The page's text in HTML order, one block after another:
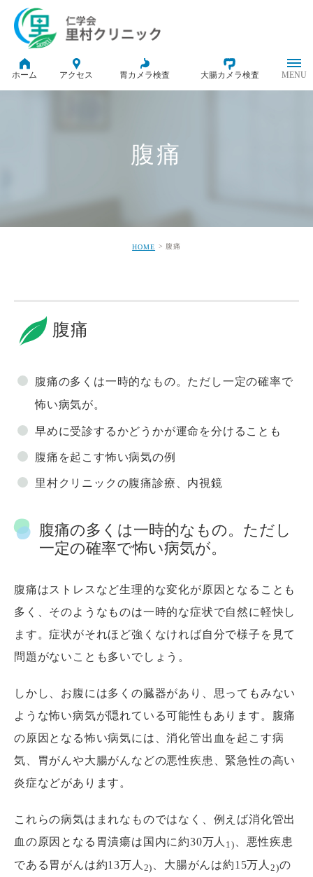
ホーム アクセス 胃カメラ検査 大腸カメラ検査
腹痛
HOME 腹痛
腹痛
腹痛の多くは一時的なもの。ただし一定の確率で
怖い病気が。
早めに受診するかどうかが運命を分けることも
腹痛を起こす怖い病気の例
里村クリニックの腹痛診療、内視鏡
腹痛の多くは一時的なもの。ただし
一定の確率で怖い病気が。
腹痛はストレスなど生理的な変化が原因となることも
多く、そのようなものは一時的な症状で自然に軽快し
ます。症状がそれほど強くなければ自分で様子を見て
問題がないことも多いでしょう。
しかし、お腹には多くの臓器があり、思ってもみない
ような怖い病気が隠れている可能性もあります。腹痛
の原因となる怖い病気には、消化管出血を起こす病
気、胃がんや大腸がんなどの悪性疾患、緊急性の高い
炎症などがあります。
これらの病気はまれなものではなく、例えば消化管出
血の原因となる胃潰瘍は国内に約30万人 1)
、悪性疾患
である胃がんは約13万人 2) 、大腸がんは約15万人2)の